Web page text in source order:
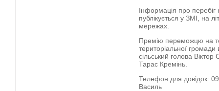
Інформація про перебіг
публікується у ЗМІ, на
мережах.
Премію переможцю на
територіальної
сільський голова
Тарас Кремінь.
Телефон для довідок:
Василь